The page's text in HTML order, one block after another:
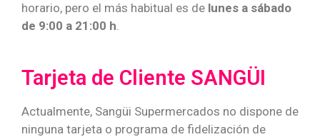
horario, pero el más habitual es de lunes a sábado
de 9:00 a 21:00 h.
Tarjeta de Cliente SANGÜI
Actualmente, Sangüi Supermercados no dispone de
ninguna tarjeta o programa de fidelización de